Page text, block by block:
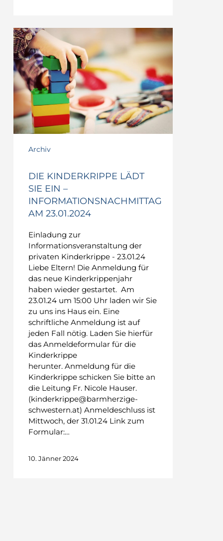
Die
Kinderkrippe
lädt
Sie
ein
–
Informationsnachmittag
23.01.2024
Archiv
DIE KINDERKRIPPE LÄDT
SIE EIN –
INFORMATIONSNACHMITTAG
AM 23.01.2024
Einladung zur
Informationsveranstaltung der
privaten Kinderkrippe - 23.01.24
Liebe Eltern! Die Anmeldung für
das neue Kinderkrippenjahr
haben wieder gestartet. Am
23.01.24 um 15:00 Uhr laden wir Sie
zu uns ins Haus ein. Eine
schriftliche Anmeldung ist auf
jeden Fall nötig. Laden Sie hierfür
das Anmeldeformular für die
Kinderkrippe
herunter. Anmeldung für die
Kinderkrippe schicken Sie bitte an
die Leitung Fr. Nicole Hauser.
(kinderkrippe@barmherzige-
schwestern.at) Anmeldeschluss ist
Mittwoch, der 31.01.24 Link zum
Formular:…
10. Jänner 2024